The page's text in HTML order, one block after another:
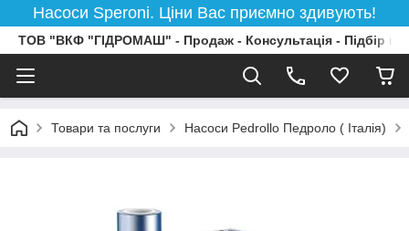
Насоси Speroni. Ціни Вас приємно здивують!
ТОВ "ВКФ "ГІДРОМАШ" - Продаж - Консультація - Підбір
Товари та послуги Насоси Pedrollo Педроло ( Італія)